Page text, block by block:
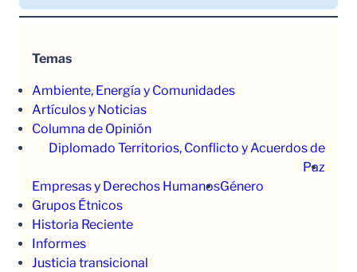
Temas
Ambiente, Energía y Comunidades
Artículos y Noticias
Columna de Opinión
Diplomado Territorios, Conflicto y Acuerdos de
Paz
Empresas y Derechos HumanosGénero
Grupos Étnicos
Historia Reciente
Informes
Justicia transicional